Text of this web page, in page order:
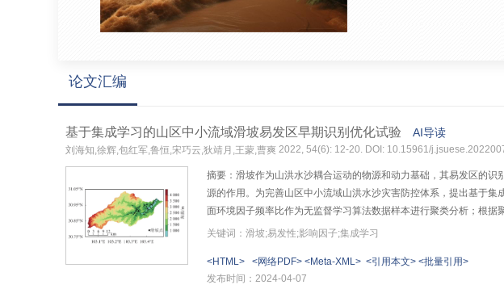
论文汇编
基于集成学习的山区中小流域滑坡易发区早期识别优化试验 AI导读
刘海知,徐辉,包红军,鲁恒,宋巧云,狄靖月,王蒙,曹爽 2022, 54(6): 12-20. DOI: 10.15961/
摘要：滑坡作为山洪水沙耦合运动的物源和动力基础，其易发区的
源的作用。为完善山区中小流域山洪水沙灾害防控体系，提出基于
面环境因子频率比作为无监督学习算法数据样本进行聚类分析；根
的易发性分区结果准确率和覆盖度。选取研究区域高分卫星遥感影
算法输出的高易发区覆盖率相对于K-Means单体算法分别提高9.3%
优。考虑物源因子后的K-Means–RF和K-Means–AdaBoos融合算法
关键词：滑坡;易发性;影响因子;集成学习
<HTML> <网络PDF> <Meta-XML> <引用本文> <批量引用>
发布时间：2024-04-07